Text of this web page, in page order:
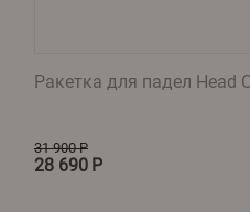
Ракетка для падел Head
31 900 Р
28 690 Р